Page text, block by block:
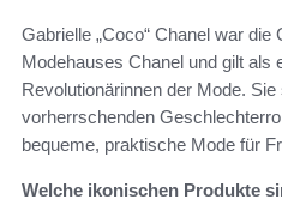
Gabrielle „Coco“ Chanel war
Modehauses Chanel und gilt als
Revolutionärinnen der Mode.
vorherrschenden
bequeme, praktische Mode für
Welche ikonischen Produkte